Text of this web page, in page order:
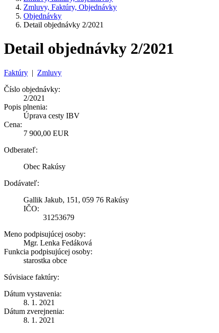
Zmluvy, Faktúry, Objednávky
Objednávky
Detail objednávky 2/2021
Detail objednávky 2/2021
Faktúry | Zmluvy
Číslo objednávky:
2/2021
Popis plnenia:
Úprava cesty IBV
Cena:
7 900,00 EUR
Odberateľ:
Obec Rakúsy
Dodávateľ:
Gallik Jakub, 151, 059 76 Rakúsy
IČO:
31253679
Meno podpisujúcej osoby:
Mgr. Lenka Fedáková
Funkcia podpisujúcej osoby:
starostka obce
Súvisiace faktúry:
Dátum vystavenia:
8. 1. 2021
Dátum zverejnenia:
8. 1. 2021